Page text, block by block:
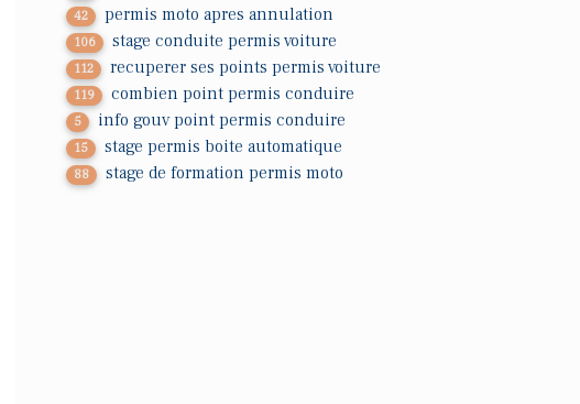
42 permis moto apres annulation
106 stage conduite permis voiture
112 recuperer ses points permis voiture
119 combien point permis conduire
5 info gouv point permis conduire
15 stage permis boite automatique
88 stage de formation permis moto